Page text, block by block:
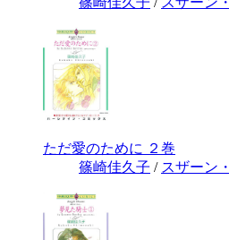
ただ愛のために ２巻
篠崎佳久子 / スザーン